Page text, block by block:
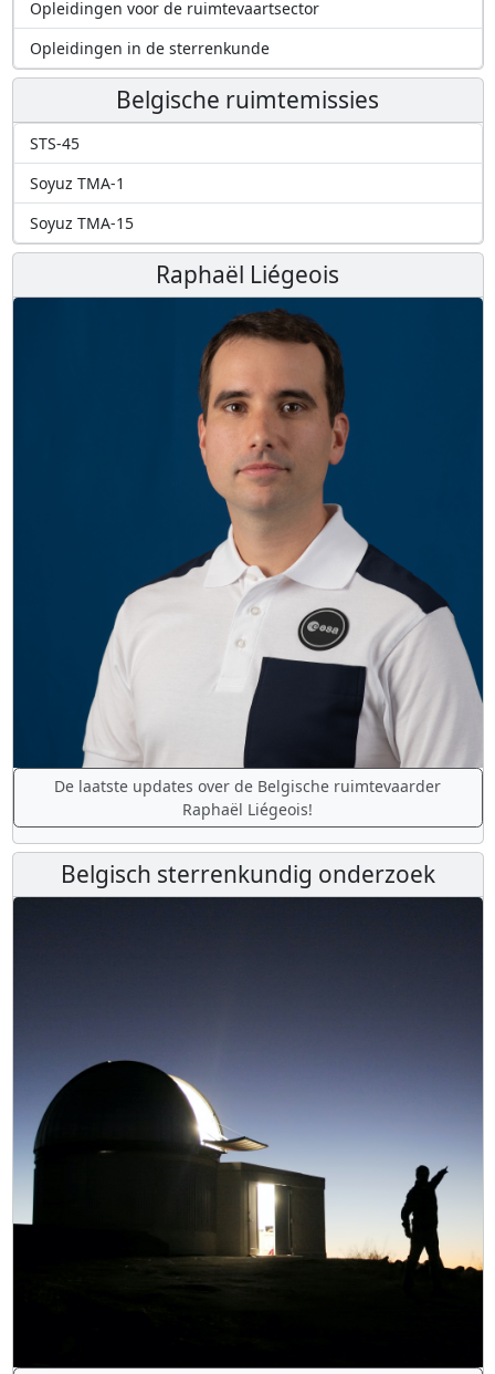
Opleidingen voor de ruimtevaartsector
Opleidingen in de sterrenkunde
Belgische ruimtemissies
STS-45
Soyuz TMA-1
Soyuz TMA-15
Raphaël Liégeois
De laatste updates over de Belgische ruimtevaarder
Raphaël Liégeois!
Belgisch sterrenkundig onderzoek